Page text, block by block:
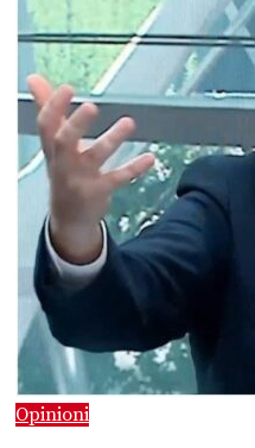
Opinioni